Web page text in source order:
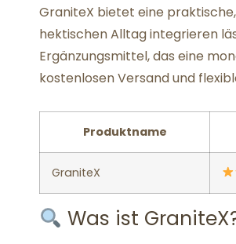
GraniteX bietet eine
hektischen Alltag integrieren
Ergänzungsmittel, das eine
kostenlosen Versand und
Produktname
GraniteX
Was ist